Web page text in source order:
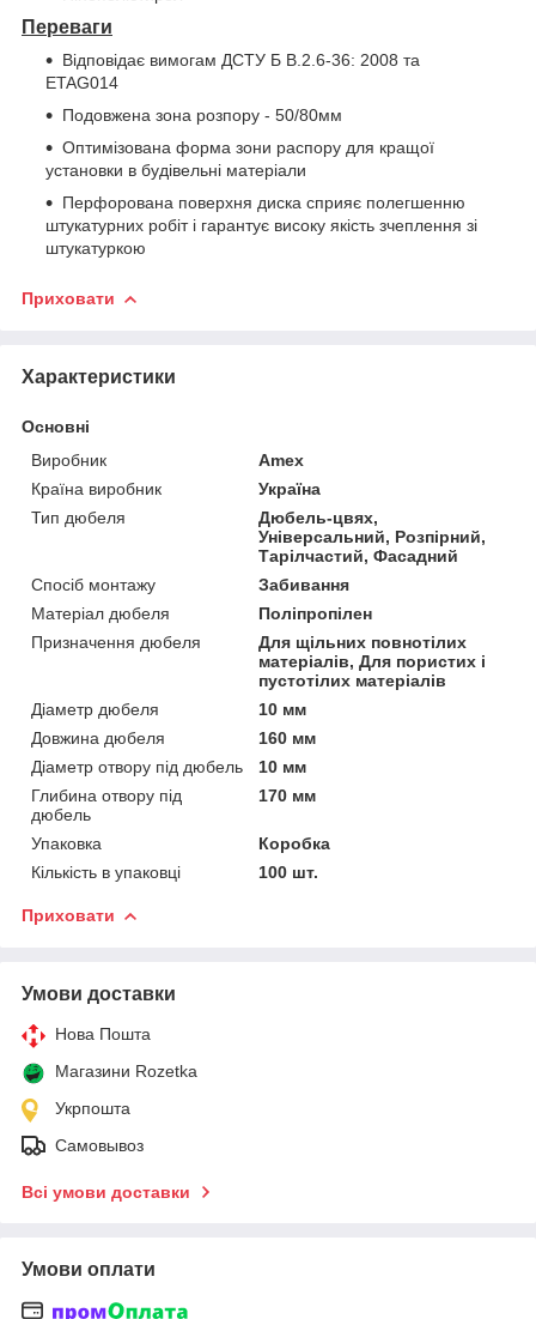
Переваги
Відповідає вимогам ДСТУ Б В.2.6-36: 2008 та
ETAG014
Подовжена зона розпору - 50/80мм
Оптимізована форма зони распору для кращої
установки в будівельні матеріали
Перфорована поверхня диска сприяє полегшенню
штукатурних робіт і гарантує високу якість зчеплення зі
штукатуркою
Приховати
Характеристики
Основні
Виробник
Amex
Країна виробник
Україна
Тип дюбеля
Дюбель-цвях,
Універсальний, Розпірний,
Тарілчастий, Фасадний
Спосіб монтажу
Забивання
Матеріал дюбеля
Поліпропілен
Призначення дюбеля
Для щільних повнотілих
матеріалів, Для пористих і
пустотілих матеріалів
Діаметр дюбеля
10 мм
Довжина дюбеля
160 мм
Діаметр отвору під дюбель
10 мм
Глибина отвору під
дюбель
170 мм
Упаковка
Коробка
Кількість в упаковці
100 шт.
Приховати
Умови доставки
Нова Пошта
Магазини Rozetka
Укрпошта
Самовывоз
Всі умови доставки
Умови оплати